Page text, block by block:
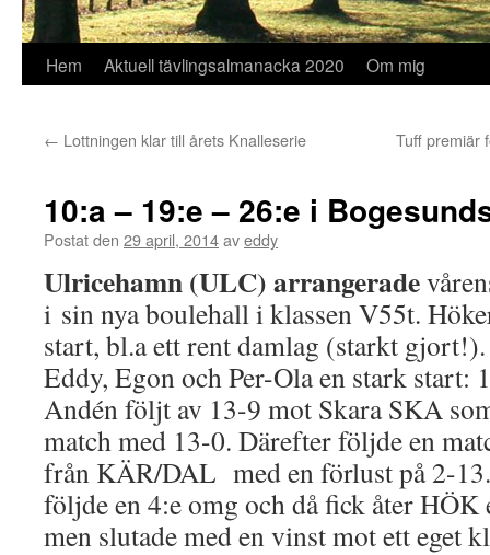
Hem Aktuell tävlingsalmanacka 2020 Om mig
← Lottningen klar till årets Knalleserie Tuff premiär
10:a – 19:e – 26:e i
Postat den 29 april, 2014aveddy
Ulricehamn (ULC) arrangerade
i sin nya boulehall i klassen V55t.
start, bl.a ett rent damlag (starkt
Eddy, Egon och Per-Ola en stark
Andén följt av 13-9 mot Skara SKA
match med 13-0. Därefter följde en
från KÄR/DAL med en förlust på 2-
följde en 4:e omg och då fick åter
men slutade med en vinst mot ett eget